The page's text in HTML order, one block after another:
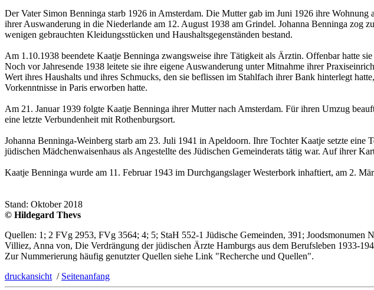
Der Vater Simon Benninga starb 1926 in Amsterdam. Die Mutter gab im Juni 1926 ihre
ihrer Auswanderung in die Niederlande am 12. August 1938 am Grindel. Johanna Benninga zog
wenigen gebrauchten Kleidungsstücken und Haushaltsgegenständen bestand.
Am 1.10.1938 beendete Kaatje Benninga zwangsweise ihre Tätigkeit als Ärztin. Offenbar hatte
Noch vor Jahresende 1938 leitete sie ihre eigene Auswanderung unter Mitnahme ihrer
Wert ihres Haushalts und ihres Schmucks, den sie beflissen im Stahlfach ihrer Bank hinterlegt
Vorkenntnisse in Paris erworben hatte.
Am 21. Januar 1939 folgte Kaatje Benninga ihrer Mutter nach Amsterdam. Für ihren Umzug
eine letzte Verbundenheit mit Rothenburgsort.
Johanna Benninga-Weinberg starb am 23. Juli 1941 in Apeldoorn. Ihre Tochter Kaatje setzte eine
jüdischen Mädchenwaisenhaus als Angestellte des Jüdischen Gemeinderats tätig war. Auf ihrer
Kaatje Benninga wurde am 11. Februar 1943 im Durchgangslager Westerbork inhaftiert, am 2.
Stand: Oktober 2018
© Hildegard Thevs
Quellen: 1; 2 FVg 2953, FVg 3564; 4; 5; StaH 552-1 Jüdische Gemeinden, 391;
Villiez, Anna von, Die Verdrängung der jüdischen Ärzte Hamburgs aus dem Berufsleben 1933-
Zur Nummerierung häufig genutzter Quellen siehe Link "Recherche und Quellen".
druckansicht / Seitenanfang